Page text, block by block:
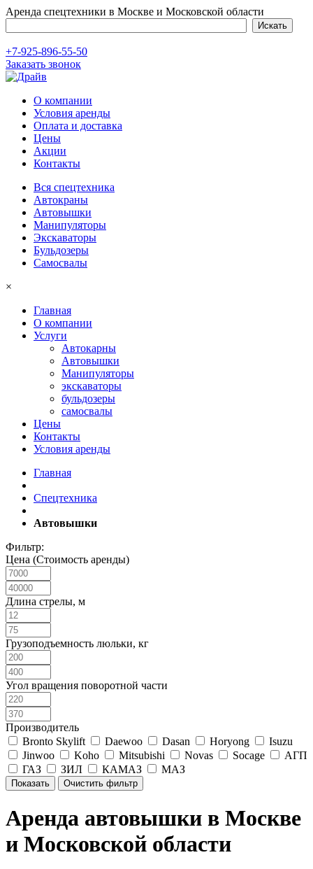
Аренда спецтехники в Москве и Московской области
+7-925-896-55-50
Заказать звонок
О компании
Условия аренды
Оплата и доставка
Цены
Акции
Контакты
Вся спецтехника
Автокраны
Автовышки
Манипуляторы
Экскаваторы
Бульдозеры
Самосвалы
×
Главная
О компании
Услуги
Автокарны
Автовышки
Манипуляторы
экскаваторы
бульдозеры
самосвалы
Цены
Контакты
Условия аренды
Главная
Спецтехника
Автовышки
Фильтр:
Цена (Стоимость аренды)
Длина стрелы, м
Грузоподъемность люльки, кг
Угол вращения поворотной части
Производитель
Bronto Skylift
Daewoo Dasan Horyong
Isuzu
Jinwoo
Koho Mitsubishi Novas Socage
АГП
ГАЗ
ЗИЛ КАМАЗ МАЗ
Аренда автовышки в Москве
и Московской области